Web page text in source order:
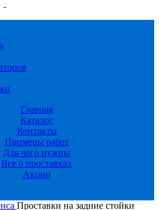
Главная
Каталог
Контакты
Примеры работ
Для чего нужны
Все о проставках
Акции
Проставки на задние стойки